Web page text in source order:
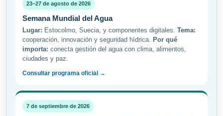
23–27 de agosto de 2026
Semana Mundial del Agua
Lugar: Estocolmo, Suecia, y componentes digitales. Tema:
cooperación, innovación y seguridad hídrica. Por qué
importa: conecta gestión del agua con clima, alimentos,
ciudades y paz.
Consultar programa oficial →
7 de septiembre de 2026